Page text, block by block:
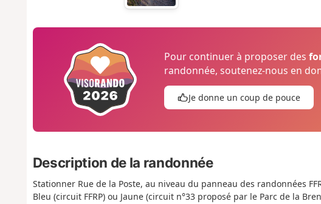
Pour continuer à proposer des
randonnée, soutenez-nous en
Je donne un coup de pouce
Description de la randonnée
Stationner Rue de la Poste, au niveau du panneau des randonnées
Bleu (circuit FFRP) ou Jaune (circuit n°33 proposé par le Parc de la